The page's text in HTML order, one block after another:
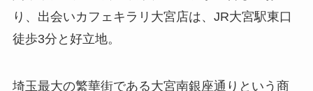
り、出会いカフェキラリ大宮店は、JR大宮駅東口
徒歩3分と好立地。
埼玉最大の繁華街である大宮南銀座通りという商